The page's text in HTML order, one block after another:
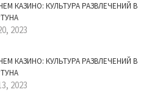
КАЗИНО: КУЛЬТУРА РАЗВЛЕЧЕНИЙ В
2023
КАЗИНО: КУЛЬТУРА РАЗВЛЕЧЕНИЙ В
2023